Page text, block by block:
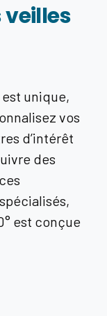
veilles
unique,
vos
d’intérêt
des
est conçue